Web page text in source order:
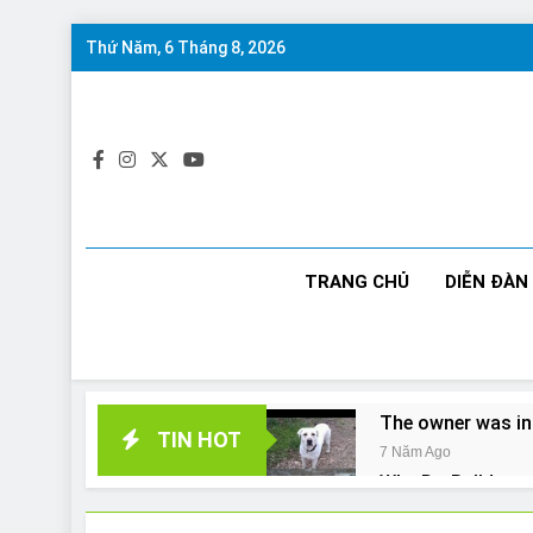
Skip
Thứ Năm, 6 Tháng 8, 2026
TRANG CHỦ DIỄN ĐÀN
TIN HOT
The owner was
7 Năm Ago
Why Do
7 Năm Ago